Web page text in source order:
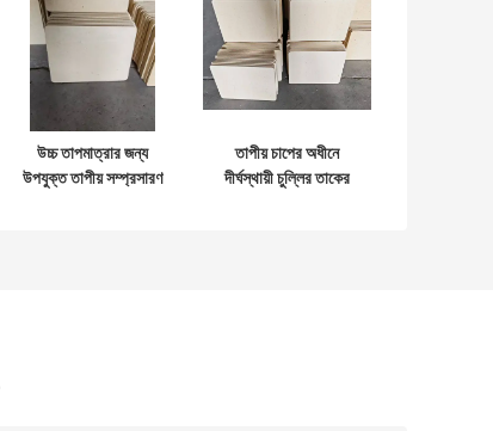
উচ্চ তাপমাত্রার জন্য
উপযুক্ত তাপীয় সম্প্রসারণ
তাপীয় চাপের অধীনে
দীর্ঘস্থায়ী চুল্লির তাকের